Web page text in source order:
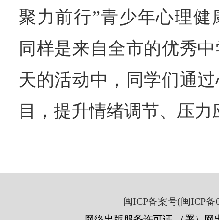
聚力前行”青少年心理
同样是来自全市的优秀
天的活动中，同学们通
目，提升情绪调节、压力
闽ICP备案号(闽ICP备